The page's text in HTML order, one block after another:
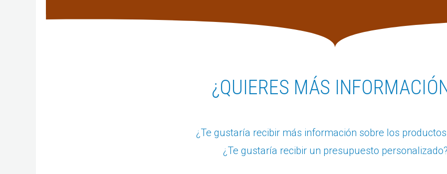
¿QUIERES MÁS
¿Te gustaría recibir más información sobre los productos
¿Te gustaría recibir un presupuesto